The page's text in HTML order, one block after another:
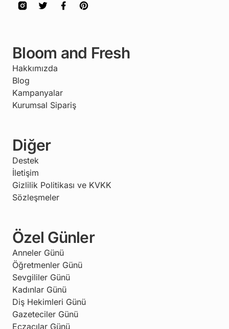
Bloom and Fresh
Hakkımızda
Blog
Kampanyalar
Kurumsal Sipariş
Diğer
Destek
İletişim
Gizlilik Politikası ve KVKK
Sözleşmeler
Özel Günler
Anneler Günü
Öğretmenler Günü
Sevgililer Günü
Kadınlar Günü
Diş Hekimleri Günü
Gazeteciler Günü
Eczacılar Günü